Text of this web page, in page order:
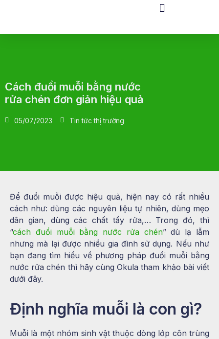
Cách đuổi muỗi bằng nước
rửa chén đơn giản hiệu quả
05/07/2023 Tin tức thị trường
Để đuổi muỗi được hiệu quả, hiện nay có rất nhiều
cách như: dùng các nguyên liệu tự nhiên, dùng mẹo
dân gian, dùng các chất tẩy rửa,… Trong đó, thì
“cách đuổi muỗi bằng nước rửa chén” dù lạ lẫm
nhưng mà lại được nhiều gia đình sử dụng. Nếu như
bạn đang tìm hiểu về phương pháp đuổi muỗi bằng
nước rửa chén thì hãy cùng Okula tham khảo bài viết
dưới đây.
Định nghĩa muỗi là con gì?
Muỗi là một nhóm sinh vật thuộc dòng lớp côn trùng